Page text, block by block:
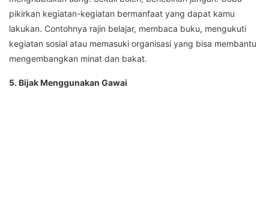
pikirkan kegiatan-kegiatan bermanfaat yang dapat kamu
lakukan. Contohnya rajin belajar, membaca buku, mengukuti
kegiatan sosial atau memasuki organisasi yang bisa membantu
mengembangkan minat dan bakat.
5. Bijak Menggunakan Gawai